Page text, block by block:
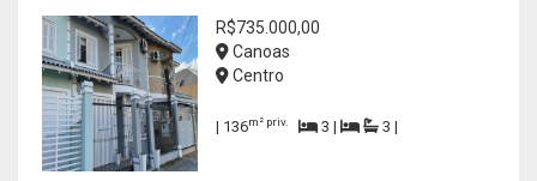
R$735.000,00
Canoas
Centro
| 136m² priv. 3 | 3 |